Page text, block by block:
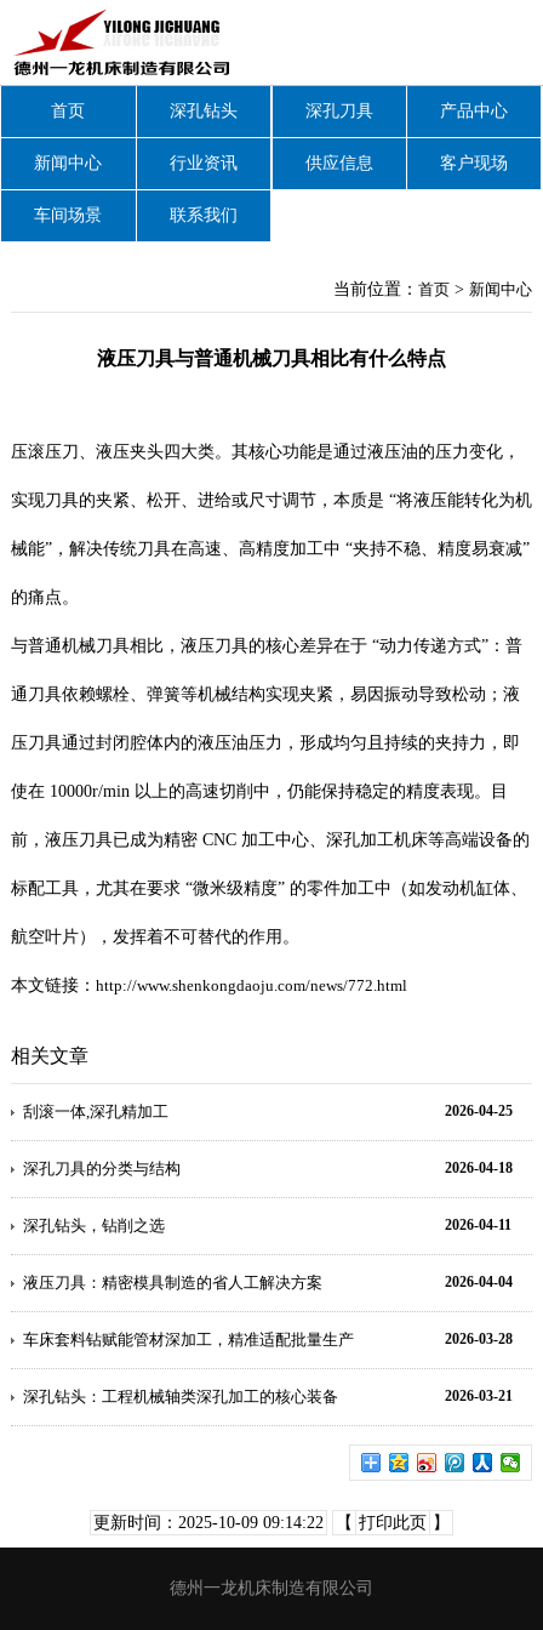
首页 深孔钻头 深孔刀具 产品中心
新闻中心 行业资讯 供应信息 客户现场
车间场景 联系我们
当前位置：首页 > 新闻中心
液压刀具与普通机械刀具相比有什么特点
压滚压刀、液压夹头四大类。其核心功能是通过液压油的压力变化，
实现刀具的夹紧、松开、进给或尺寸调节，本质是 “将液压能转化为机
械能”，解决传统刀具在高速、高精度加工中 “夹持不稳、精度易衰减”
的痛点。
与普通机械刀具相比，液压刀具的核心差异在于 “动力传递方式”：普
通刀具依赖螺栓、弹簧等机械结构实现夹紧，易因振动导致松动；液
压刀具通过封闭腔体内的液压油压力，形成均匀且持续的夹持力，即
使在 10000r/min 以上的高速切削中，仍能保持稳定的精度表现。目
前，液压刀具已成为精密 CNC 加工中心、深孔加工机床等高端设备的
标配工具，尤其在要求 “微米级精度” 的零件加工中（如发动机缸体、
航空叶片），发挥着不可替代的作用。
本文链接： http://www.shenkongdaoju.com/news/772.html
相关文章
2026-04-25
刮滚一体,深孔精加工
2026-04-18
深孔刀具的分类与结构
2026-04-11
深孔钻头，钻削之选
2026-04-04
液压刀具：精密模具制造的省人工解决方案
2026-03-28
车床套料钻赋能管材深加工，精准适配批量生产
2026-03-21
深孔钻头：工程机械轴类深孔加工的核心装备
更新时间：2025-10-09 09:14:22 【 打印此页 】
德州一龙机床制造有限公司